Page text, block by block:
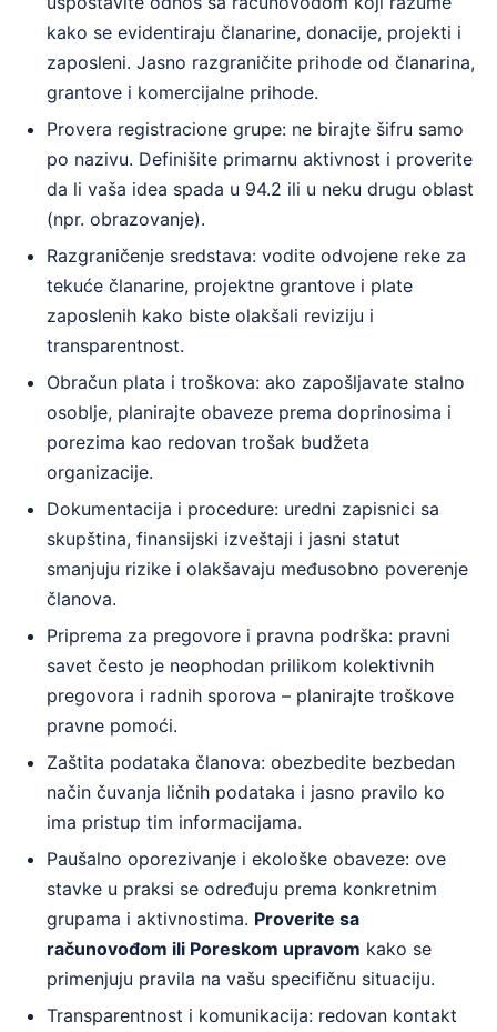
kako se evidentiraju članarine, donacije, projekti i
zaposleni. Jasno razgraničite prihode od članarina,
grantove i komercijalne prihode.
Provera registracione grupe: ne birajte šifru samo
po nazivu. Definišite primarnu aktivnost i proverite
da li vaša idea spada u 94.2 ili u neku drugu oblast
(npr. obrazovanje).
Razgraničenje sredstava: vodite odvojene reke za
tekuće članarine, projektne grantove i plate
zaposlenih kako biste olakšali reviziju i
transparentnost.
Obračun plata i troškova: ako zapošljavate stalno
osoblje, planirajte obaveze prema doprinosima i
porezima kao redovan trošak budžeta
organizacije.
Dokumentacija i procedure: uredni zapisnici sa
skupština, finansijski izveštaji i jasni statut
smanjuju rizike i olakšavaju međusobno poverenje
članova.
Priprema za pregovore i pravna podrška: pravni
savet često je neophodan prilikom kolektivnih
pregovora i radnih sporova – planirajte troškove
pravne pomoći.
Zaštita podataka članova: obezbedite bezbedan
način čuvanja ličnih podataka i jasno pravilo ko
ima pristup tim informacijama.
Paušalno oporezivanje i ekološke obaveze: ove
stavke u praksi se određuju prema konkretnim
grupama i aktivnostima. Proverite sa
računovođom ili Poreskom upravom kako se
primenjuju pravila na vašu specifičnu situaciju.
Transparentnost i komunikacija: redovan kontakt